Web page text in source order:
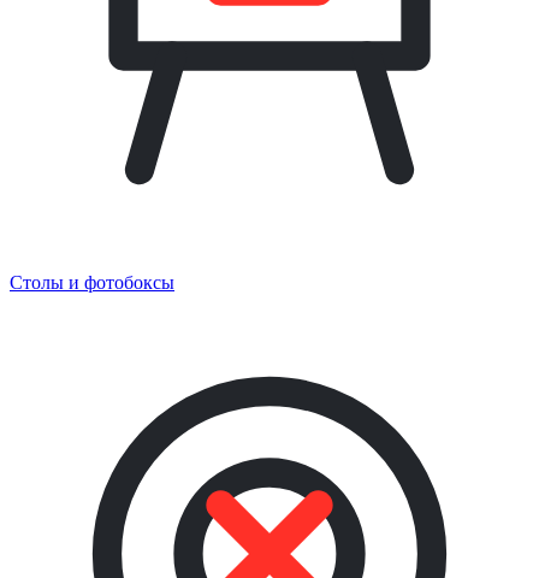
Столы и фотобоксы